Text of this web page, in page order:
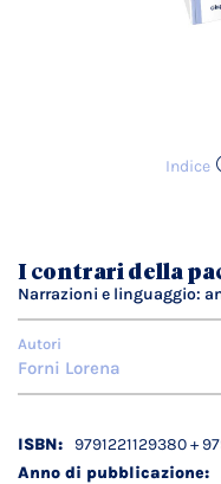
Indice
galleria
di
immagini
I contrari della
Narrazioni e linguaggio:
Autori
Forni Lorena
Dettagli
tecnici
9791221129380 +